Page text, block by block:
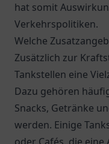
hat somit
Verkehrspolitiken.
Welche
Zusätzlich zur
Tankstellen eine
Dazu gehören
Snacks, Getränke
werden. Einige